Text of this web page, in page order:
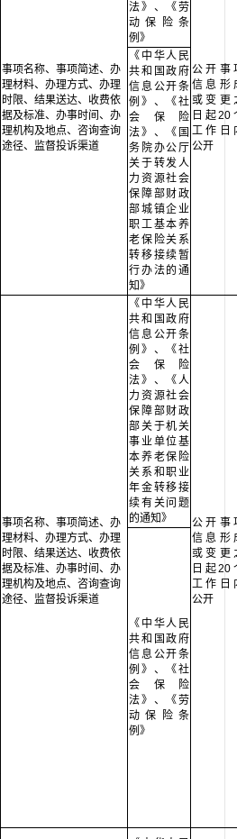
事项名称、事项简述、办
理材料、办理方式、办理
时限、结果送达、收费依
据及标准、办事时间、办
理机构及地点、咨询查询
途径、监督投诉渠道
法》、《劳
动保险条
例》
公开事
信息形
或变更
日起20
工作日
公开
《中华人民
共和国政府
信息公开条
例》、《社
会保险
法》、《国
务院办公厅
关于转发人
力资源社会
保障部财政
部城镇企业
职工基本养
老保险关系
转移接续暂
行办法的通
知》
事项名称、事项简述、办
理材料、办理方式、办理
时限、结果送达、收费依
据及标准、办事时间、办
理机构及地点、咨询查询
途径、监督投诉渠道
《中华人民
共和国政府
信息公开条
例》、《社
会保险
法》、《人
力资源社会
保障部财政
部关于机关
事业单位基
本养老保险
关系和职业
年金转移接
续有关问题
的通知》
公开事
信息形
或变更
日起20
工作日
公开
《中华人民
共和国政府
信息公开条
例》、《社
会保险
法》、《劳
动保险条
例》